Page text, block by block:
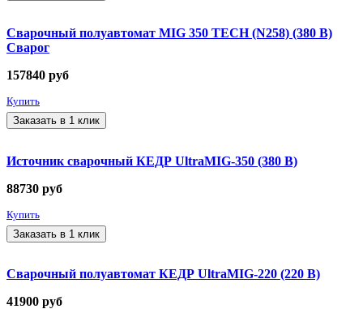
Сварочный полуавтомат MIG 350 TECH (N258) (380 В)
Сварог
157840 руб
Купить
Заказать в 1 клик
Источник сварочный КЕДР UltraMIG-350 (380 В)
88730 руб
Купить
Заказать в 1 клик
Сварочный полуавтомат КЕДР UltraMIG-220 (220 В)
41900 руб